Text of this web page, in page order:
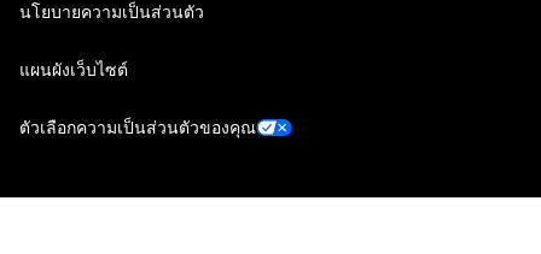
นโยบายความเป็นส่วนตัว
แผนผังเว็บไซต์
ตัวเลือกความเป็นส่วนตัวของคุณ